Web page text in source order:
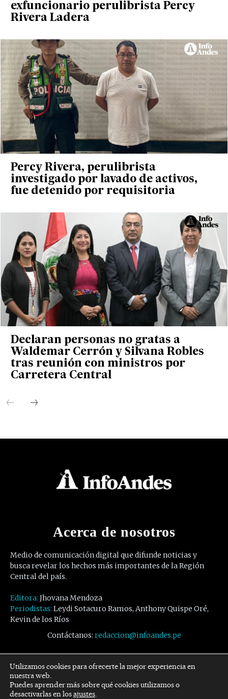
exfuncionario perulibrista Percy
Rivera Ladera
Percy Rivera, perulibrista
investigado por lavado de activos,
fue detenido por requisitoria
Declaran personas no gratas a
Waldemar Cerrón y Silvana Robles
tras reunión con ministros por
Carretera Central
Acerca de nosotros
Medio de comunicación digital que difunde noticias y
busca revelar los hechos más importantes de la Región
Central del país.
Editora: Jhovana Mendoza
Periodistas: Leydi Sotacuro Ramos, Anthony Quispe Oré,
Kevin de los Ríos
Contáctanos: redaccion@infoandes.pe
Síguenos
Facebook Twitter Youtube
Utilizamos cookies para ofrecerte la mejor experiencia en
nuestra web.
Puedes aprender más sobre qué cookies utilizamos o
desactivarlas en losajustes.